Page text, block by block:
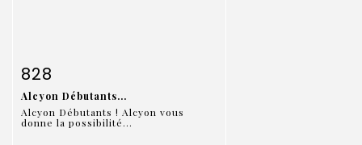
Fiche détaillée
828
Alcyon Débutants...
Alcyon Débutants ! Alcyon vous
donne la possibilité...